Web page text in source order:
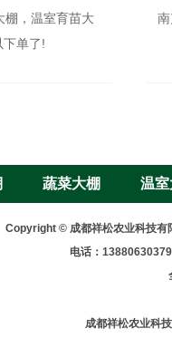
棚，温室育苗大
下单了!
蔬菜大棚 温室
Copyright © 成都祥松农业科技有
电话：13880630379
成都祥松农业科